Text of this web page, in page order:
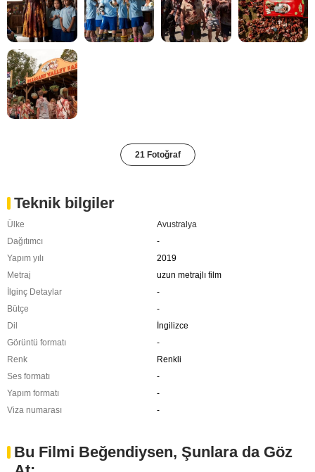
21 Fotoğraf
Teknik bilgiler
Ülke
Avustralya
Dağıtımcı
-
Yapım yılı
2019
Metraj
uzun metrajlı film
İlginç Detaylar
-
Bütçe
-
Dil
İngilizce
Görüntü formatı
-
Renk
Renkli
Ses formatı
-
Yapım formatı
-
Viza numarası
-
Bu Filmi Beğendiysen, Şunlara da Göz